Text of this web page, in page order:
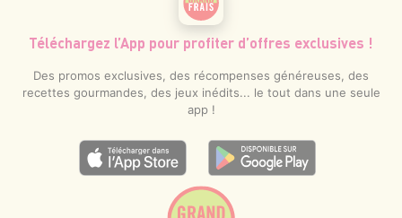
Téléchargez l’App pour profiter d’offres exclusives !
Des promos exclusives, des récompenses généreuses, des
recettes gourmandes, des jeux inédits... le tout dans une seule
app !